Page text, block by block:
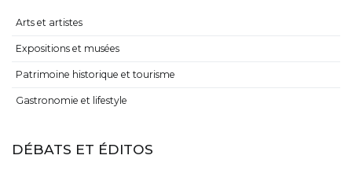
Arts et artistes
Expositions et musées
Patrimoine historique et tourisme
Gastronomie et lifestyle
DÉBATS ET ÉDITOS